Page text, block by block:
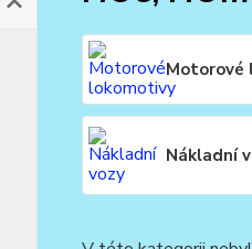
Motorové
Nákladní